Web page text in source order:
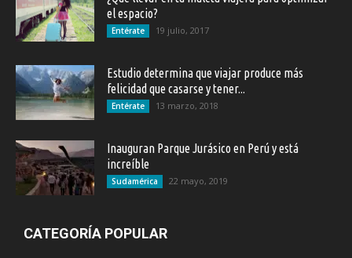
el espacio?
Entérate 19 julio, 2017
Estudio determina que viajar produce más
felicidad que casarse y tener...
Entérate 13 marzo, 2018
Inauguran Parque Jurásico en Perú y está
increíble
Sudamérica 22 mayo, 2019
CATEGORÍA POPULAR